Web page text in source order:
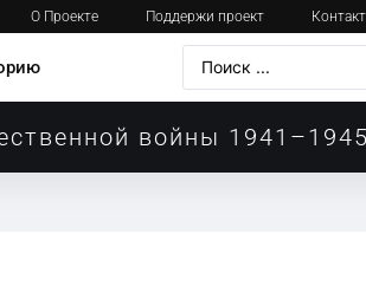
О Проекте Поддержи проект
войны 1941–1945